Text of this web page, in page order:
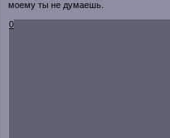
моему ты не думаешь.
0